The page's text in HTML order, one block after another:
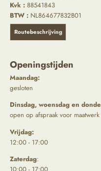
Kvk : 88541843
BTW : NL864677832B01
Routebeschrijving
Openingstijden
Maandag:
gesloten
Dinsdag, woensdag en
open op afspraak voor
Vrijdag:
12:00 - 17:00
Zaterdag: